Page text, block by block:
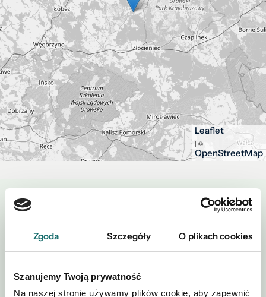
Zgoda Szczegóły O plikach cookies
Szanujemy Twoją prywatność
Na naszej stronie używamy plików cookie, aby zapewnić
Leaflet
| ©
OpenStreetMap